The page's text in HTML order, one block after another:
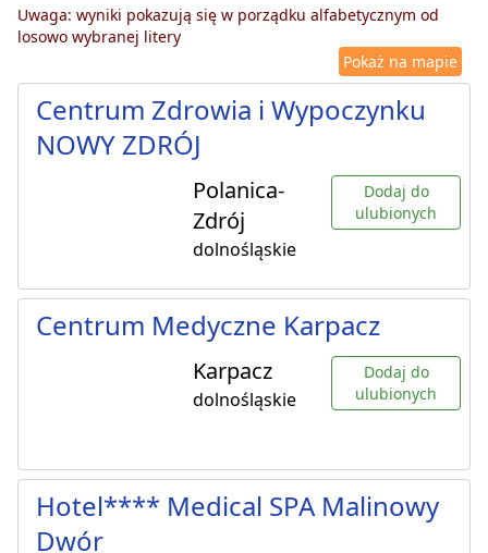
Uwaga: wyniki pokazują się w porządku alfabetycznym od
losowo wybranej litery
Pokaż na mapie
Centrum Zdrowia i Wypoczynku
NOWY ZDRÓJ
Polanica-
Zdrój
dolnośląskie
Dodaj do
ulubionych
Centrum Medyczne Karpacz
Karpacz
dolnośląskie
Dodaj do
ulubionych
Hotel**** Medical SPA Malinowy
Dwór